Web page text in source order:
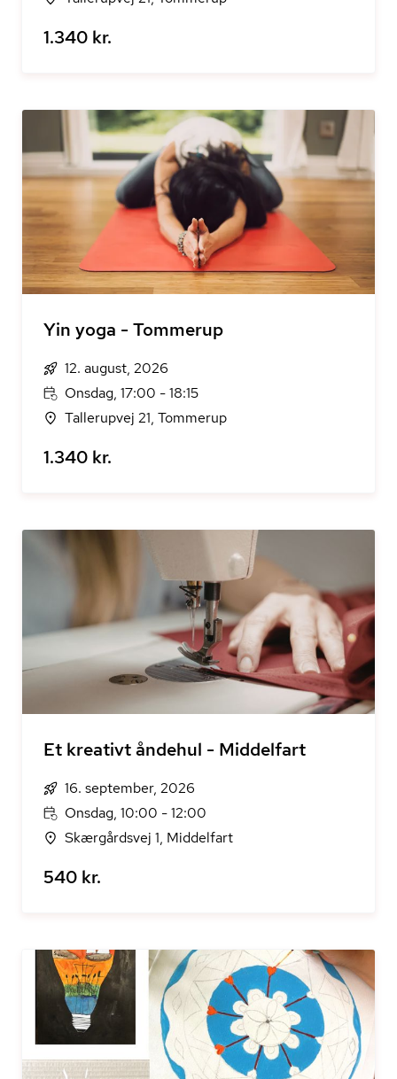
1.340 kr.
Yin yoga - Tommerup
12. august, 2026
Onsdag, 17:00 - 18:15
Tallerupvej 21, Tommerup
1.340 kr.
Et kreativt åndehul - Middelfart
16. september, 2026
Onsdag, 10:00 - 12:00
Skærgårdsvej 1, Middelfart
540 kr.